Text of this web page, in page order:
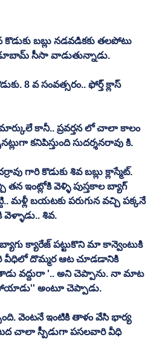
బబ్లు నడవడికకు తలపోటు
సీసా వాడుతున్నాడు.
8 వ సంవత్సరం.. ఫోర్త్ క్లాస్
మార్కులే కానీ.. ప్రవర్తన లో చాలా కాలం
కనిపిస్తుంది సుదర్శనరావు కి.
గారి కొడుకు శివ బబ్లు క్లాస్మేట్.
తన ఇంట్లోకి వెళ్ళి పుస్తకాల బ్యాగ్
మళ్లీ బయటకు పరుగున వచ్చి పక్కనే
వెళ్ళాడు.. శివ.
బ్యాగు క్యారేజ్ పట్టుకొని మా కాన్వెంటుకి
వీధిలో దొమ్మర ఆట చూడడానికి
వద్దురా '.. అని చెప్పాను. నా మాట
అంటూ చెప్పాడు.
వెంటనే ఇంటికి తాళం వేసి భార్య
మీద చాలా స్పీడుగా పసలవారి వీధి